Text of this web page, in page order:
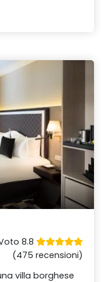
8.8
(475 recensioni)
villa borghese